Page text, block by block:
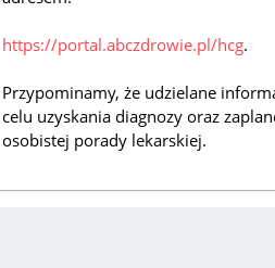
https://portal.abczdrowie.pl/hcg.
Przypominamy, że udzielane
celu uzyskania diagnozy oraz
osobistej porady lekarskiej.